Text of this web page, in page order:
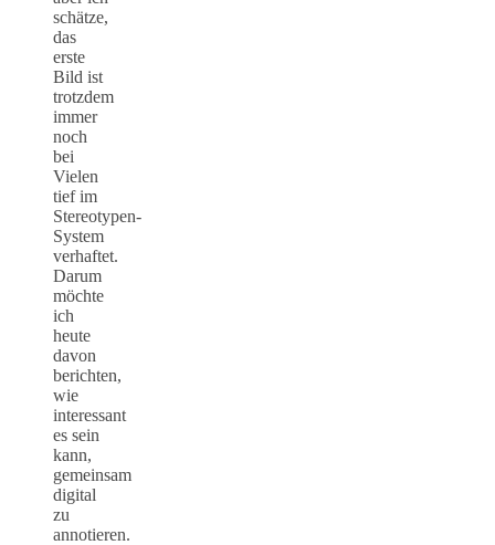
schätze,
das
erste
Bild ist
trotzdem
immer
noch
bei
Vielen
tief im
Stereotypen-
System
verhaftet.
Darum
möchte
ich
heute
davon
berichten,
wie
interessant
es sein
kann,
gemeinsam
digital
zu
annotieren.